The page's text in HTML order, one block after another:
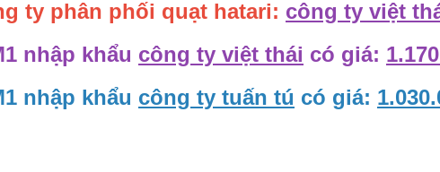
ty phân phối quạt hatari: công ty việt
nhập khẩu công ty việt thái có giá:
nhập khẩu công ty tuấn tú có giá: